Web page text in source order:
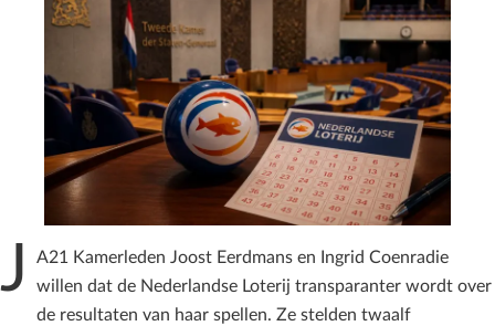
J
A21 Kamerleden Joost Eerdmans en Ingrid Coenradie
willen dat de Nederlandse Loterij transparanter wordt over
de resultaten van haar spellen. Ze stelden twaalf